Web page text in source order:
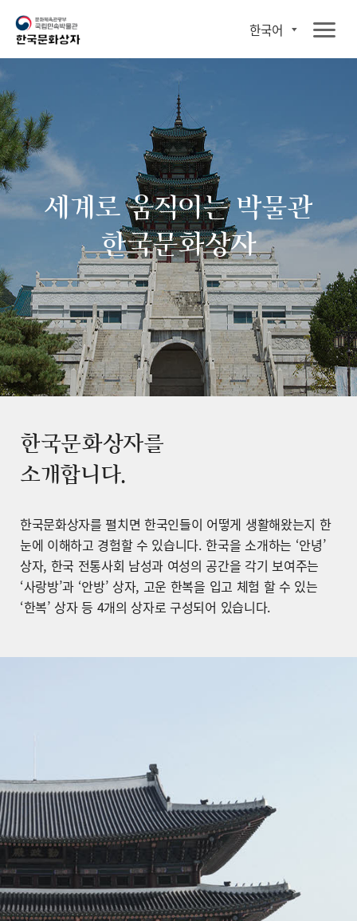
한국어
세계로 움직이는 박물관
한국문화상자
한국문화상자를
소개합니다.
한국문화상자를 펼치면 한국인들이 어떻게 생활해왔는지 한
눈에 이해하고 경험할 수 있습니다. 한국을 소개하는 ‘안녕’
상자, 한국 전통사회 남성과 여성의 공간을 각기 보여주는
‘사랑방’과 ‘안방’ 상자, 고운 한복을 입고 체험 할 수 있는
‘한복’ 상자 등 4개의 상자로 구성되어 있습니다.